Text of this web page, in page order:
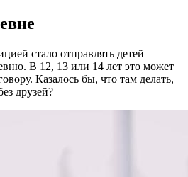
стало отправлять детей
. В 12, 13 или 14 лет это может
Казалось бы, что там делать,
друзей?